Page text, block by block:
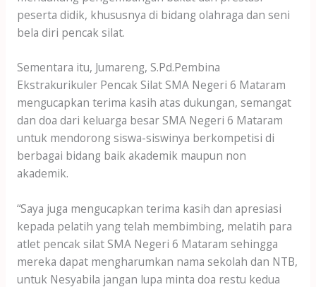
peserta didik, khususnya di bidang olahraga dan seni
bela diri pencak silat.
Sementara itu, Jumareng, S.Pd.Pembina
Ekstrakurikuler Pencak Silat SMA Negeri 6 Mataram
mengucapkan terima kasih atas dukungan, semangat
dan doa dari keluarga besar SMA Negeri 6 Mataram
untuk mendorong siswa-siswinya berkompetisi di
berbagai bidang baik akademik maupun non
akademik.
“Saya juga mengucapkan terima kasih dan apresiasi
kepada pelatih yang telah membimbing, melatih para
atlet pencak silat SMA Negeri 6 Mataram sehingga
mereka dapat mengharumkan nama sekolah dan NTB,
untuk Nesyabila jangan lupa minta doa restu kedua